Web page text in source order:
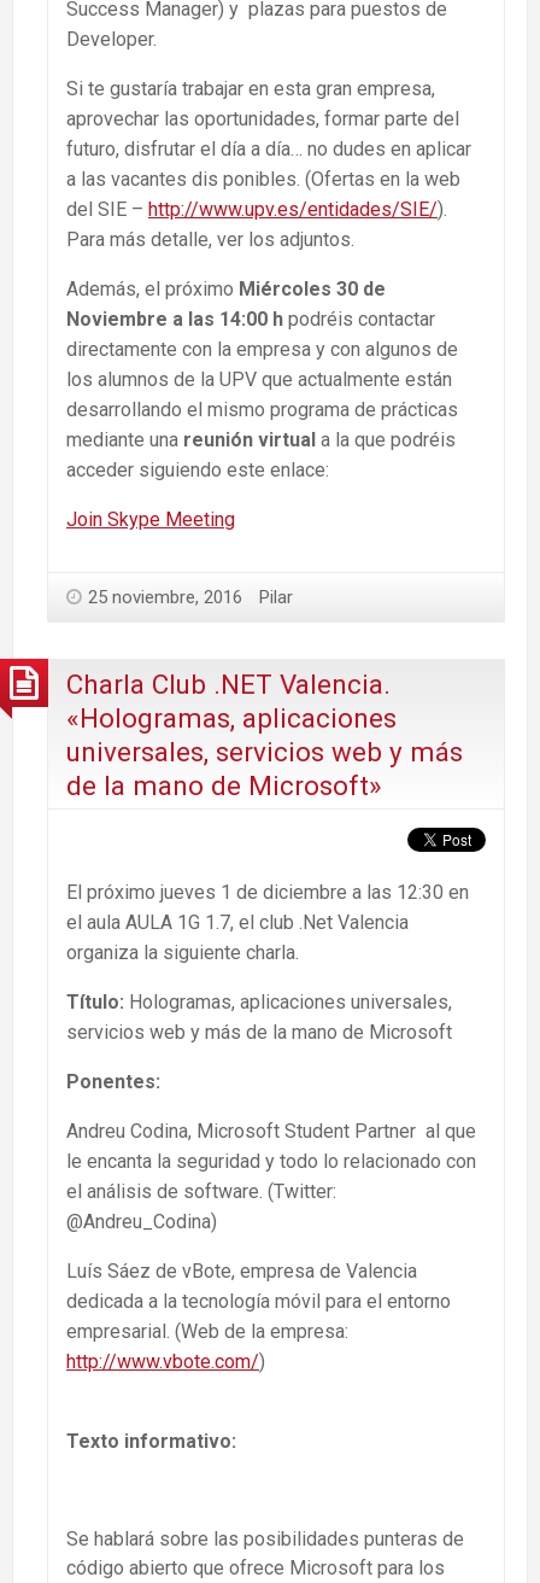
Success Manager) y plazas para puestos de
Developer.
Si te gustaría trabajar en esta gran empresa,
aprovechar las oportunidades, formar parte del
futuro, disfrutar el día a día… no dudes en aplicar
a las vacantes dis ponibles. (Ofertas en la web
del SIE – http://www.upv.es/entidades/SIE/).
Para más detalle, ver los adjuntos.
Además, el próximo Miércoles 30 de
Noviembre a las 14:00 h podréis contactar
directamente con la empresa y con algunos de
los alumnos de la UPV que actualmente están
desarrollando el mismo programa de prácticas
mediante una reunión virtual a la que podréis
acceder siguiendo este enlace:
Join Skype Meeting
25 noviembre, 2016 Pilar
Charla Club .NET Valencia.
«Hologramas, aplicaciones
universales, servicios web y más
de la mano de Microsoft»
El próximo jueves 1 de diciembre a las 12:30 en
el aula AULA 1G 1.7, el club .Net Valencia
organiza la siguiente charla.
Título: Hologramas, aplicaciones universales,
servicios web y más de la mano de Microsoft
Ponentes:
Andreu Codina, Microsoft Student Partner al que
le encanta la seguridad y todo lo relacionado con
el análisis de software. (Twitter:
@Andreu_Codina)
Luís Sáez de vBote, empresa de Valencia
dedicada a la tecnología móvil para el entorno
empresarial. (Web de la empresa:
http://www.vbote.com/)
Texto informativo:
Se hablará sobre las posibilidades punteras de
código abierto que ofrece Microsoft para los